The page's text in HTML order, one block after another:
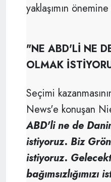
yaklaşımın
"NE ABD'Lİ NE
OLMAK
Seçimi
News'e konuşan
ABD'li ne de
istiyoruz. Biz
istiyoruz.